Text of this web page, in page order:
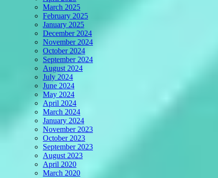
March 2025
February 2025
January 2025
December 2024
November 2024
October 2024
September 2024
August 2024
July 2024
June 2024
May 2024
April 2024
March 2024
January 2024
November 2023
October 2023
September 2023
August 2023
April 2020
March 2020